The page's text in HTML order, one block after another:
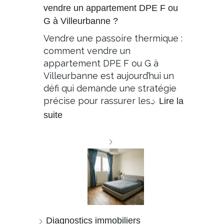
vendre un appartement DPE F ou
G à Villeurbanne ?
Vendre une passoire thermique :
comment vendre un
appartement DPE F ou G à
Villeurbanne est aujourd’hui un
défi qui demande une stratégie
précise pour rassurer les… Lire la
suite
Diagnostics immobiliers